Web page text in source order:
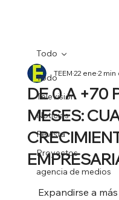
Todo
Televisión
Noticias
Revista
Proyectos
agencia de medios
Todo
DE 0 A +70
MESES:
TEEM22 ene2 min
Expandirse a